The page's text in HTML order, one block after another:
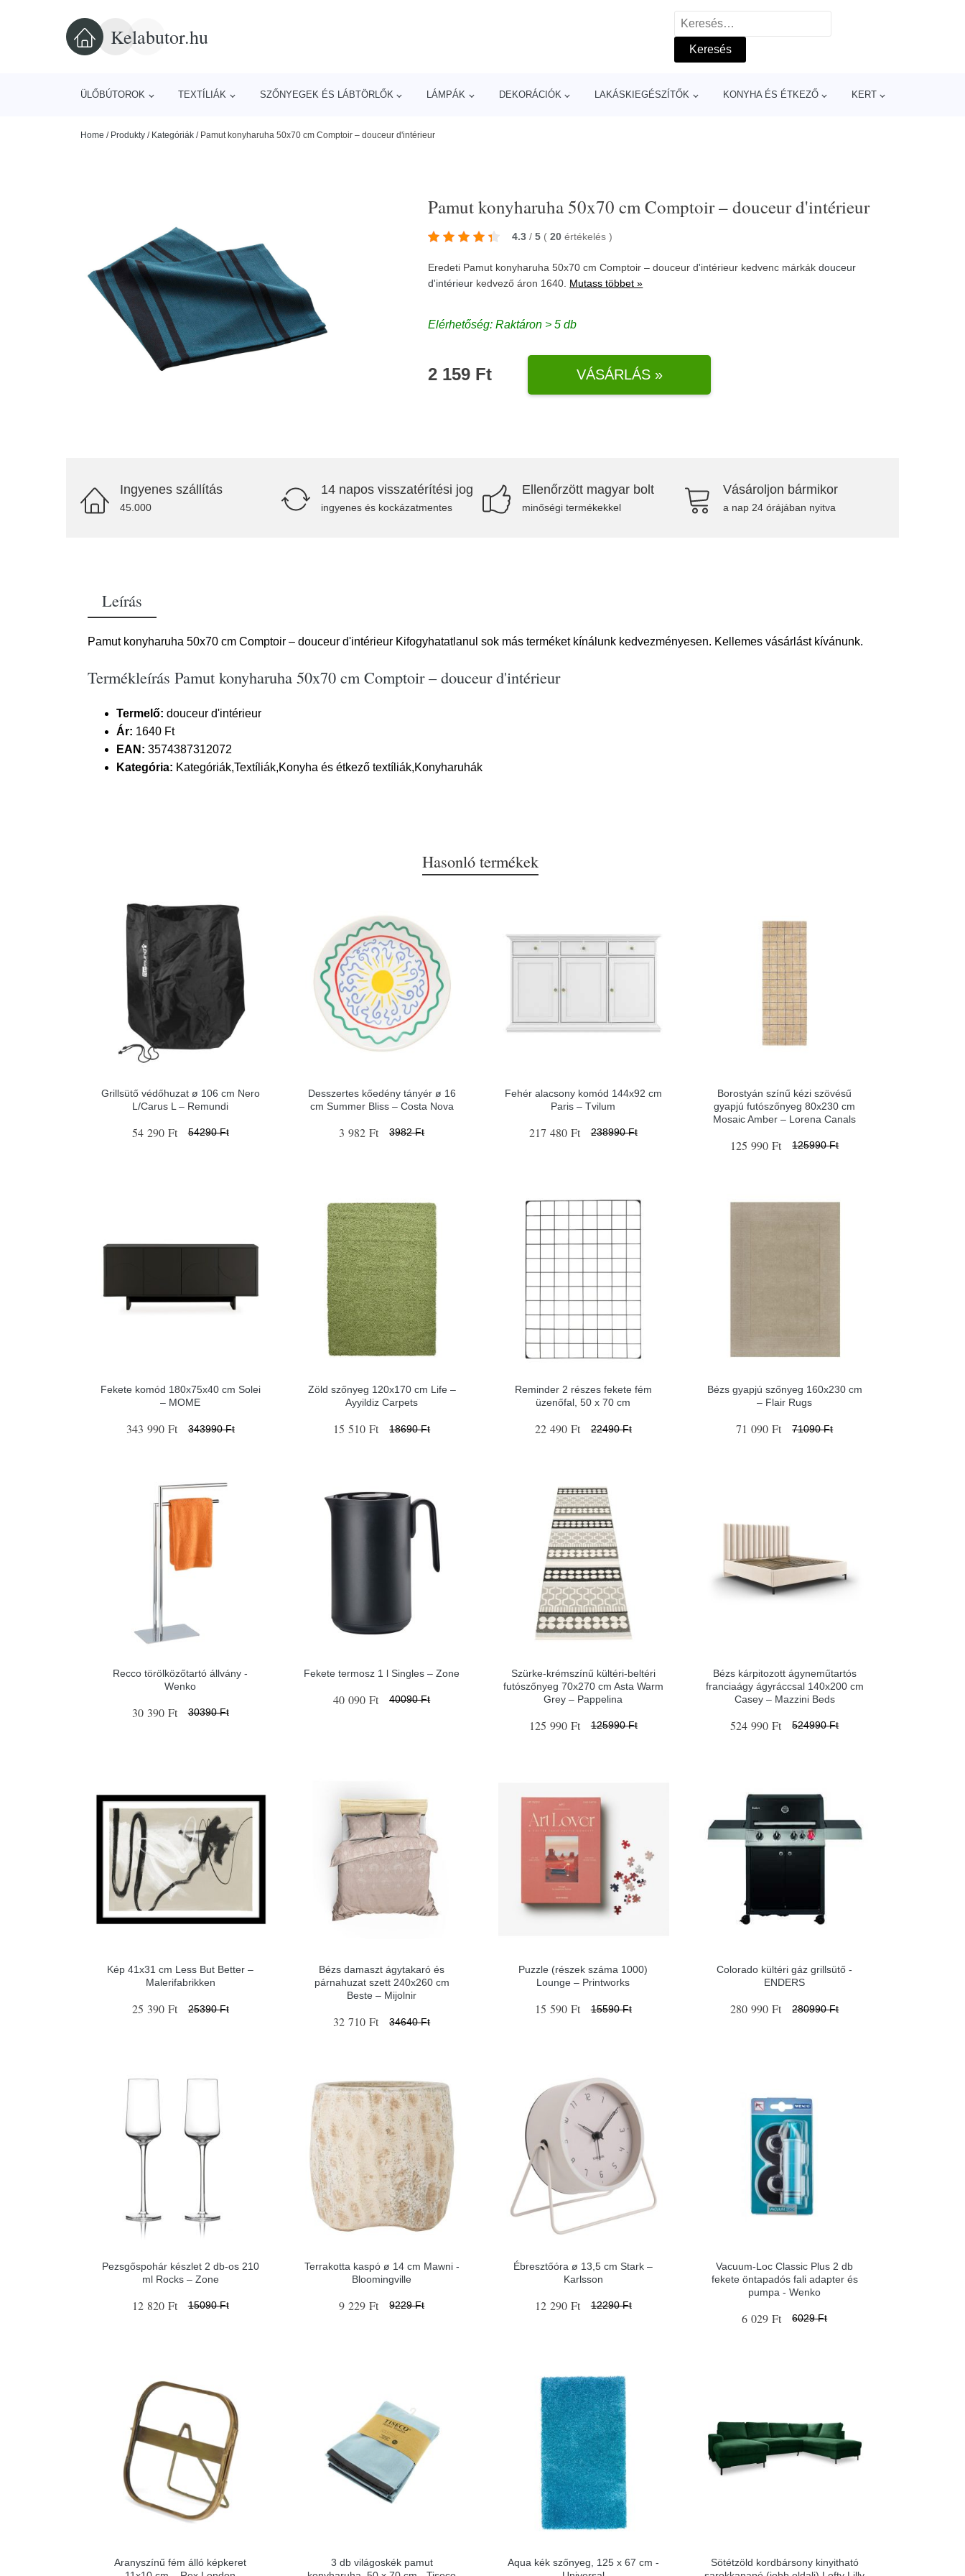
Kelabutor.hu
Keresés:
ÜLŐBÚTOROK TEXTÍLIÁK SZŐNYEGEK ÉS LÁBTÖRLŐK LÁMPÁK DEKORÁCIÓK LAKÁSKIEGÉSZÍTŐK KONYHA ÉS ÉTKEZŐ KERT
Home / Produkty / Kategóriák / Pamut konyharuha 50x70 cm Comptoir – douceur d'intérieur
Pamut konyharuha 50x70 cm Comptoir – douceur d'intérieur
4.3 / 5 ( 20 értékelés)
Eredeti Pamut konyharuha 50x70 cm Comptoir – douceur d'intérieur kedvenc márkákdouceur
d'intérieur kedvező áron 1640. Mutass többet »
Elérhetőség: Raktáron > 5 db
2 159 Ft VÁSÁRLÁS »
Ingyenes szállítás
45.000
14 napos visszatérítési jog
ingyenes és kockázatmentes
Ellenőrzött magyar bolt
minőségi termékekkel
Vásároljon bármikor
a nap 24 órájában nyitva
Leírás
Pamut konyharuha 50x70 cm Comptoir – douceur d'intérieur Kifogyhatatlanul sok más terméket kínálunk kedvezményesen. Kellemes vásárlást kívánunk.
Termékleírás Pamut konyharuha 50x70 cm Comptoir – douceur d'intérieur
Termelő: douceur d'intérieur
Ár: 1640 Ft
EAN: 3574387312072
Kategória: Kategóriák,Textíliák,Konyha és étkező textíliák,Konyharuhák
Hasonló termékek
Grillsütő védőhuzat ø 106 cm Nero
L/Carus L – Remundi
54 290 Ft 54290 Ft
Desszertes kőedény tányér ø 16
cm Summer Bliss – Costa Nova
3 982 Ft 3982 Ft
Fehér alacsony komód 144x92 cm
Paris – Tvilum
217 480 Ft 238990 Ft
Borostyán színű kézi szövésű
gyapjú futószőnyeg 80x230 cm
Mosaic Amber – Lorena Canals
125 990 Ft 125990 Ft
Fekete komód 180x75x40 cm Solei
– MOME
343 990 Ft 343990 Ft
Zöld szőnyeg 120x170 cm Life –
Ayyildiz Carpets
15 510 Ft 18690 Ft
Reminder 2 részes fekete fém
üzenőfal, 50 x 70 cm
22 490 Ft 22490 Ft
Bézs gyapjú szőnyeg 160x230 cm
– Flair Rugs
71 090 Ft 71090 Ft
Recco törölközőtartó állvány -
Wenko
30 390 Ft 30390 Ft
Fekete termosz 1 l Singles – Zone
40 090 Ft 40090 Ft
Szürke-krémszínű kültéri-beltéri
futószőnyeg 70x270 cm Asta Warm
Grey – Pappelina
125 990 Ft 125990 Ft
Bézs kárpitozott ágyneműtartós
franciaágy ágyráccsal 140x200 cm
Casey – Mazzini Beds
524 990 Ft 524990 Ft
Kép 41x31 cm Less But Better –
Malerifabrikken
25 390 Ft 25390 Ft
Bézs damaszt ágytakaró és
párnahuzat szett 240x260 cm
Beste – Mijolnir
32 710 Ft 34640 Ft
Puzzle (részek száma 1000)
Lounge – Printworks
15 590 Ft 15590 Ft
Colorado kültéri gáz grillsütő -
ENDERS
280 990 Ft 280990 Ft
Pezsgőspohár készlet 2 db-os 210
ml Rocks – Zone
12 820 Ft 15090 Ft
Terrakotta kaspó ø 14 cm Mawni -
Bloomingville
9 229 Ft 9229 Ft
Ébresztőóra ø 13,5 cm Stark –
Karlsson
12 290 Ft 12290 Ft
Vacuum-Loc Classic Plus 2 db
fekete öntapadós fali adapter és
pumpa - Wenko
6 029 Ft 6029 Ft
Aranyszínű fém álló képkeret
3 db világoskék pamut
Aqua kék szőnyeg, 125 x 67 cm -
Sötétzöld kordbársony kinyitható